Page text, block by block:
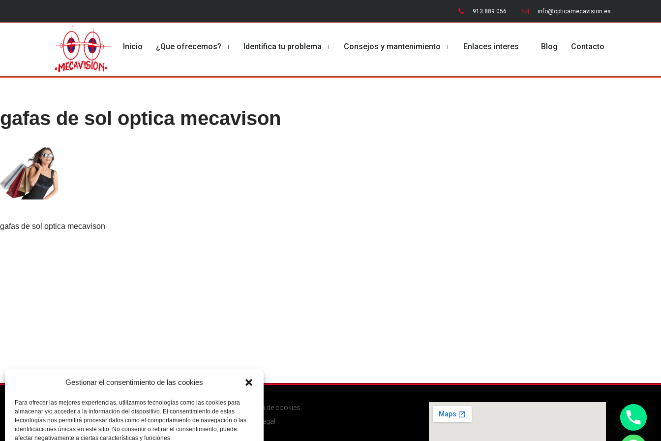
Gestionar el consentimiento de las cookies
Para ofrecer las mejores experiencias, utilizamos tecnologías como las cookies para
almacenar y/o acceder a la información del dispositivo. El consentimiento de estas
tecnologías nos permitirá procesar datos como el comportamiento de navegación o las
identificaciones únicas en este sitio. No consentir o retirar el consentimiento, puede
afectar negativamente a ciertas características y funciones.
913 889 056 info@opticamecavision.es
Inicio ¿Que ofrecemos? Identifica tu problema Consejos y mantenimiento Enlaces interes Blog Contacto
gafas de sol optica mecavison
gafas de sol optica mecavison
91 388 9056
info@opticamecavision.es
Política de cookies
Aviso legal